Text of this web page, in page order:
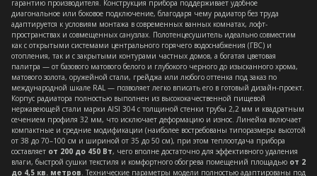
гарантию производителя. Конструкция прибора поддерживает удобное
диагональное или боковое подключение, благодаря чему радиатор без труда
адаптируется к условиям монтажа в современных ванных комнатах, лофт-
пространствах и совмещенных санузлах. Полотенцесушитель идеально совместим
как с открытыми системами центрального горячего водоснабжения (ГВС) и
отопления, так и с закрытыми контурами частных домов, а богатая цветовая
палитра — от базового матового белого и глубокого черного до изысканного хрома,
матового золота, оружейной стали, грейджа или любого оттенка под заказ по
международной шкале RAL — позволяет легко вписать его в готовый дизайн-проект.
Корпус радиатора полностью выполнен из высококачественной пищевой
нержавеющей стали марки AISI 304 с толщиной стенки трубы 2,2 мм и квадратным
сечением профиля 32 мм, что исключает деформацию и износ. Линейка включает
компактные и средние модификации (наиболее востребованы типоразмеры высотой
от 38 до 70–100 см и шириной от 35 до 50 см), при этом теплоотдача прибора
составляет от 200 до 450 Вт, чего вполне достаточно для эффективного удаления
влаги, быстрой сушки текстиля и комфортного обогрева помещений площадью от 2
до 4,5 кв. метров. Технические параметры модели полностью адаптированы под